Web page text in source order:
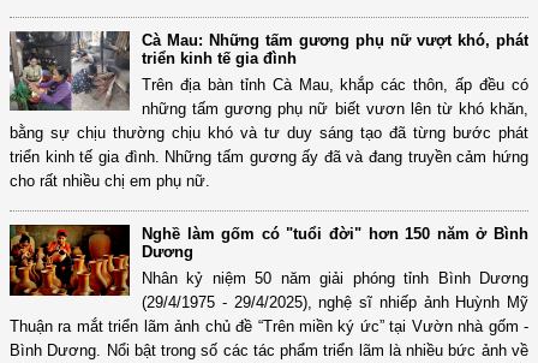
Cà Mau: Những tấm gương phụ nữ vượt khó, phát
triển kinh tế gia đình
Trên địa bàn tỉnh Cà Mau, khắp các thôn, ấp đều có
những tấm gương phụ nữ biết vươn lên từ khó khăn,
bằng sự chịu thường chịu khó và tư duy sáng tạo đã từng bước phát
triển kinh tế gia đình. Những tấm gương ấy đã và đang truyền cảm hứng
cho rất nhiều chị em phụ nữ.
Nghề làm gốm có "tuổi đời" hơn 150 năm ở Bình
Dương
Nhân kỷ niệm 50 năm giải phóng tỉnh Bình Dương
(29/4/1975 - 29/4/2025), nghệ sĩ nhiếp ảnh Huỳnh Mỹ
Thuận ra mắt triển lãm ảnh chủ đề “Trên miền ký ức” tại Vườn nhà gốm -
Bình Dương. Nổi bật trong số các tác phẩm triển lãm là nhiều bức ảnh về